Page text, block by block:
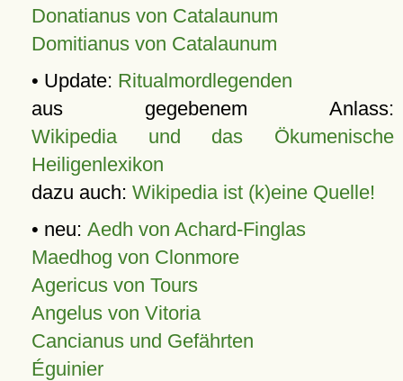
Donatianus von Catalaunum
Domitianus von Catalaunum
• Update: Ritualmordlegenden
aus gegebenem Anlass:
Wikipedia und das Ökumenische
Heiligenlexikon
dazu auch: Wikipedia ist (k)eine Quelle!
• neu: Aedh von Achard-Finglas
Maedhog von Clonmore
Agericus von Tours
Angelus von Vitoria
Cancianus und Gefährten
Éguinier